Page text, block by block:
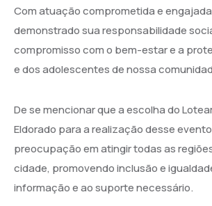
Com atuação comprometida e
demonstrado sua responsabilidade
compromisso com o bem-estar e a
e dos adolescentes de nossa
De se mencionar que a escolha do
Eldorado para a realização desse
preocupação em atingir todas as
cidade, promovendo inclusão e
informação e ao suporte necessário.